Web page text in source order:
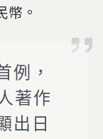
幣。
例，
著作
出日